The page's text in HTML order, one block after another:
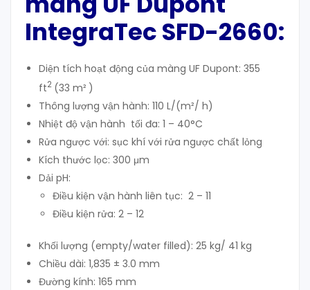
IntegraTec SFD-2660:
Diện tích hoạt động của màng UF Dupont: 355
ft2 (33 m² )
Thông lượng vận hành: 110 L/(m²/ h)
Nhiệt độ vận hành tối đa: 1 – 40°C
Rửa ngược với: sục khí với rửa ngược chất lỏng
Kích thước lọc: 300 μm
Dải pH:
Điều kiện vận hành liên tục: 2 – 11
Điều kiện rửa: 2 – 12
Khối lượng (empty/water filled): 25 kg/ 41 kg
Chiều dài: 1,835 ± 3.0 mm
Đường kính: 165 mm